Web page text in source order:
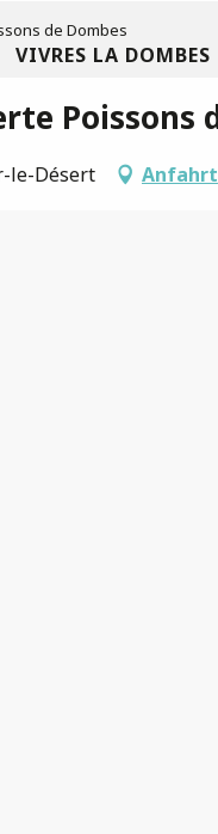
VIVRES LA DOMBES
de Dombes
Poissons
le-Désert Anfahrt